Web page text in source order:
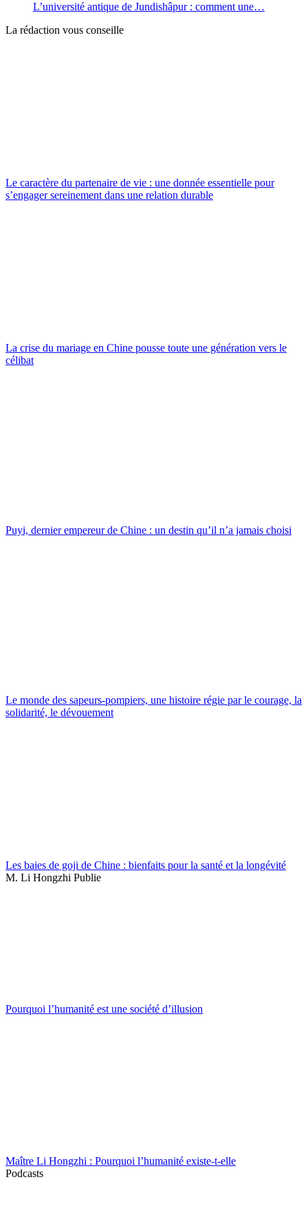
L’université antique de Jundishâpur : comment une…
La rédaction vous conseille
Le caractère du partenaire de vie : une donnée essentielle pour
s’engager sereinement dans une relation durable
La crise du mariage en Chine pousse toute une génération vers le
célibat
Puyi, dernier empereur de Chine : un destin qu’il n’a jamais choisi
Le monde des sapeurs-pompiers, une histoire régie par le courage, la
solidarité, le dévouement
Les baies de goji de Chine : bienfaits pour la santé et la longévité
M. Li Hongzhi Publie
Pourquoi l’humanité est une société d’illusion
Maître Li Hongzhi : Pourquoi l’humanité existe-t-elle
Podcasts